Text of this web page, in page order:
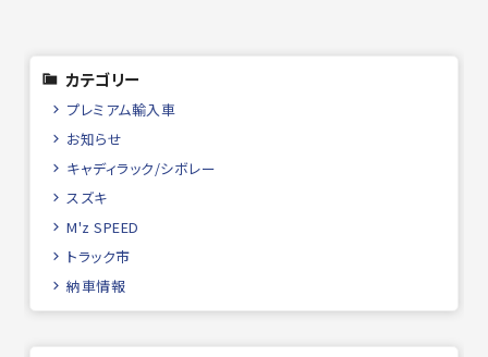
カテゴリー
プレミアム輸入車
お知らせ
キャディラック/シボレー
スズキ
M'z SPEED
トラック市
納車情報